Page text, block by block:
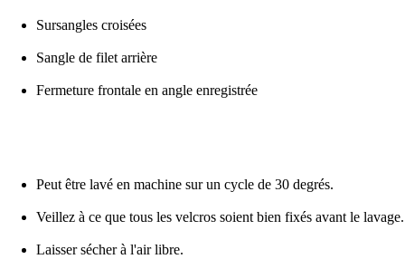
Sursangles croisées
Sangle de filet arrière
Fermeture frontale en angle enregistrée
Peut être lavé en machine sur un cycle de 30 degrés.
Veillez à ce que tous les velcros soient bien fixés avant le lavage.
Laisser sécher à l'air libre.